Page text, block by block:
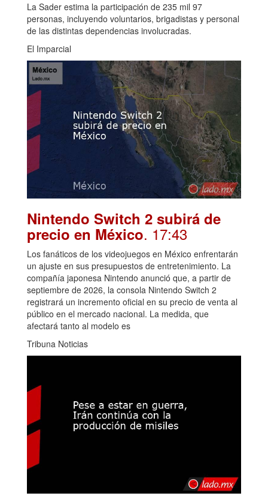
La Sader estima la participación de 235 mil 97
personas, incluyendo voluntarios, brigadistas y personal
de las distintas dependencias involucradas.
El Imparcial
Nintendo Switch 2 subirá de
precio en México. 17:43
Los fanáticos de los videojuegos en México enfrentarán
un ajuste en sus presupuestos de entretenimiento. La
compañía japonesa Nintendo anunció que, a partir de
septiembre de 2026, la consola Nintendo Switch 2
registrará un incremento oficial en su precio de venta al
público en el mercado nacional. La medida, que
afectará tanto al modelo es
Tribuna Noticias